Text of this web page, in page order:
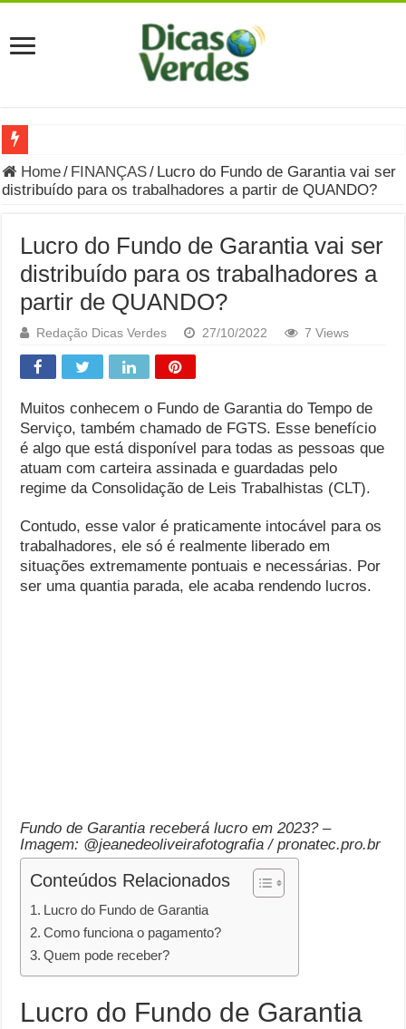
Grávida Pode Comer Pastrami? Saiba Quando o Consumo é
8 Bebidas saudáveis e ricas em eletrólitos: quais são e
Você sabe o que é uma Economia Circular?
Carta Psicografada de Isabella Nardoni : O que Diz a
Grávida pode comer picles e alimentos em conserva durante
Grávida pode comer Ceviche? Entenda os riscos na gravidez
Carta Psicografada João Hélio: Revelação, Paz e a Lei do
Carta Psicografada de Eduardo Campos
Home/ FINANÇAS/ Lucro do Fundo de Garantia vai ser
distribuído para os trabalhadores a partir de QUANDO?
Lucro do Fundo de Garantia vai ser
distribuído para os trabalhadores a
partir de QUANDO?
Redação Dicas Verdes 27/10/2022 7 Views
Muitos conhecem o Fundo de Garantia do Tempo de
Serviço, também chamado de FGTS. Esse benefício
é algo que está disponível para todas as pessoas que
atuam com carteira assinada e guardadas pelo
regime da Consolidação de Leis Trabalhistas (CLT).
Contudo, esse valor é praticamente intocável para os
trabalhadores, ele só é realmente liberado em
situações extremamente pontuais e necessárias. Por
ser uma quantia parada, ele acaba rendendo lucros.
Fundo de Garantia receberá lucro em 2023? –
Imagem: @jeanedeoliveirafotografia / pronatec.pro.br
Conteúdos Relacionados
Lucro do Fundo de Garantia
Como funciona o pagamento?
Quem pode receber?
Lucro do Fundo de Garantia